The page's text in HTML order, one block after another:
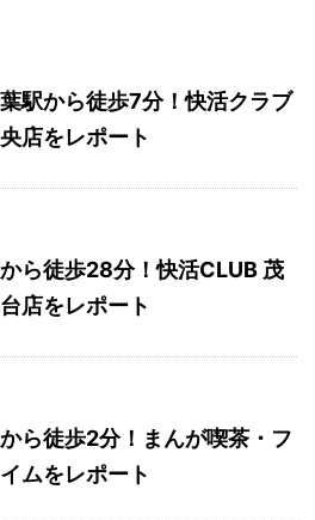
駅から徒歩7分！快活クラブ
店をレポート
ら徒歩28分！快活CLUB 茂
店をレポート
ら徒歩2分！まんが喫茶・フ
ムをレポート